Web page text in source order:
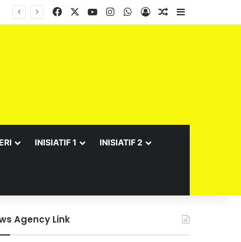
Facebook YouTubeInstagramWhatsApp
Log InRandom Article
INISIATIF 1 INISIATIF 2
Agency Link